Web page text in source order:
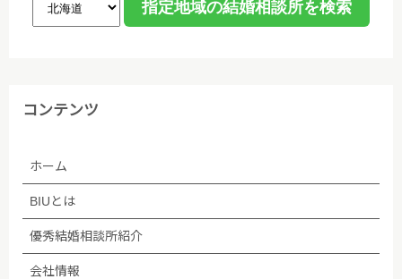
コンテンツ
ホーム
BIUとは
優秀結婚相談所紹介
会社情報